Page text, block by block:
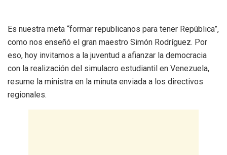
Es nuestra meta “formar republicanos para tener República”,
como nos enseñó el gran maestro Simón Rodríguez. Por
eso, hoy invitamos a la juventud a afianzar la democracia
con la realización del simulacro estudiantil en Venezuela,
resume la ministra en la minuta enviada a los directivos
regionales.